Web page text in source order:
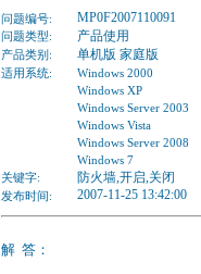
问题编号: MP0F2007110091
问题类型: 产品使用
产品类别: 单机版 家庭版
适用系统:
Windows 2000
Windows XP
Windows Server 2003
Windows Vista
Windows Server 2008
Windows 7
关键字:
防火墙,开启,关闭
发布时间: 2007-11-25 13:42:00
解 答：